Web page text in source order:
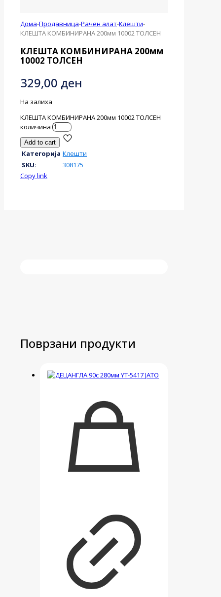
Дома-Продавница-Рачен алат-Клешти-
КЛЕШТA КОМБИНИРАНA 200мм 10002 ТОЛСЕН
КЛЕШТA КОМБИНИРАНA 200мм
10002 ТОЛСЕН
329,00 ден
На залиха
КЛЕШТA КОМБИНИРАНA 200мм 10002 ТОЛСЕН
количина
Add to cart
Категорија Клешти
SKU:
308175
Copy link
Поврзани продукти